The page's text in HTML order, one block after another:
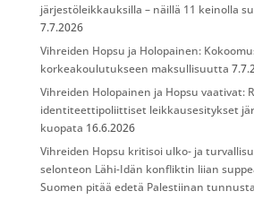
järjestöleikkauksilla – näillä 11 keinolla
7.7.2026
Vihreiden Hopsu ja Holopainen:
korkeakoulutukseen maksullisuutta
Vihreiden Holopainen ja Hopsu vaativat:
identiteettipoliittiset leikkausesitykset
kuopata 16.6.2026
Vihreiden Hopsu kritisoi ulko- ja
selonteon Lähi-Idän konfliktin liian
Suomen pitää edetä Palestiinan